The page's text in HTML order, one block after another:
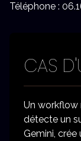
Téléphone :
CAS
Un workflow
détecte un
Gemini, crée